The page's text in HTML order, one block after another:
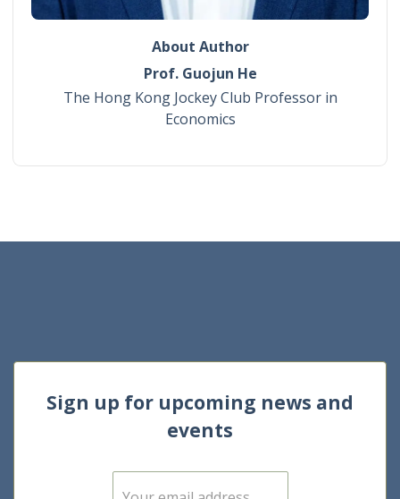
About Author
Prof. Guojun He
The Hong Kong Jockey Club Professor in
Economics
Sign up for upcoming news and
events
E